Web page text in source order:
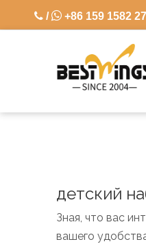
 / +86 159 1582
детский
Зная, что вас
вашего